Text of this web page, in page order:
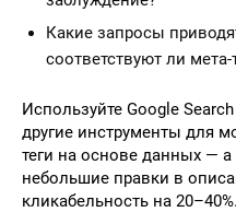
Какие запросы
соответствуют ли
Используйте Google
другие инструменты для
теги на основе данных —
небольшие правки в
кликабельность на 20–40%.